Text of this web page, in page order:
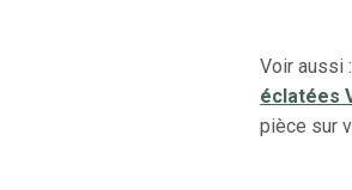
Voir aussi
éclatées
pièce sur